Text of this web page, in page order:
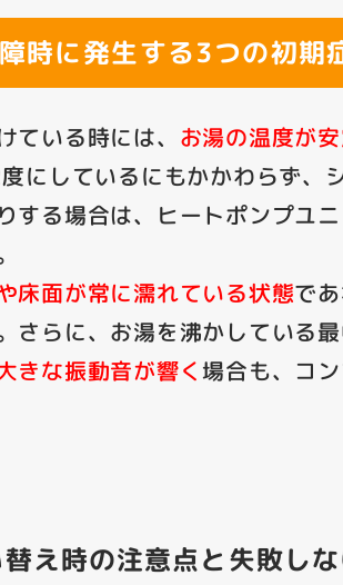
時に発生する3つの初期
いる時には、 お湯の温度が
にしているにもかかわらず、
する場合は、ヒートポンプユ
床面が常に濡れている状態で
さらに、お湯を沸かしている
きな振動音が響く場合も、コ
え時の注意点と失敗し